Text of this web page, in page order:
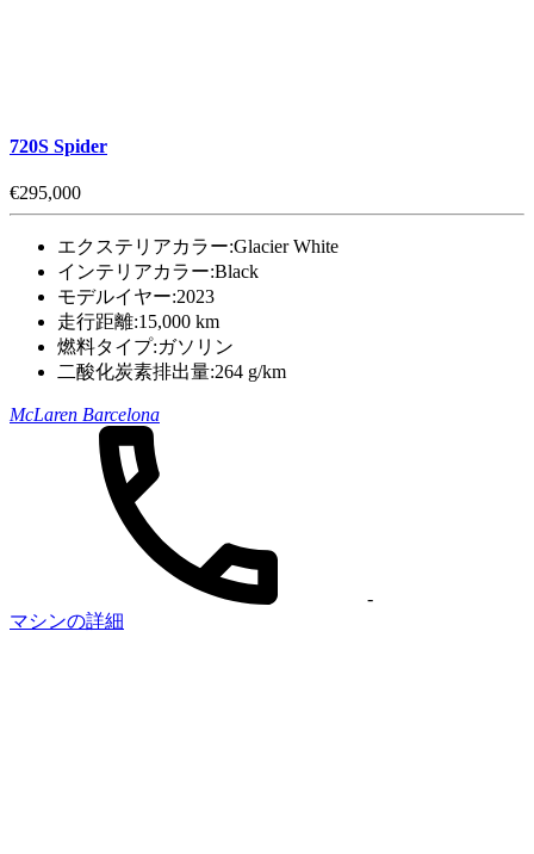
720S Spider
€295,000
エクステリアカラー:Glacier White
インテリアカラー:Black
モデルイヤー:2023
走行距離:15,000 km
燃料タイプ:ガソリン
二酸化炭素排出量:264 g/km
McLaren Barcelona
-
マシンの詳細